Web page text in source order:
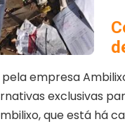
empresa
exclusivas
que está há